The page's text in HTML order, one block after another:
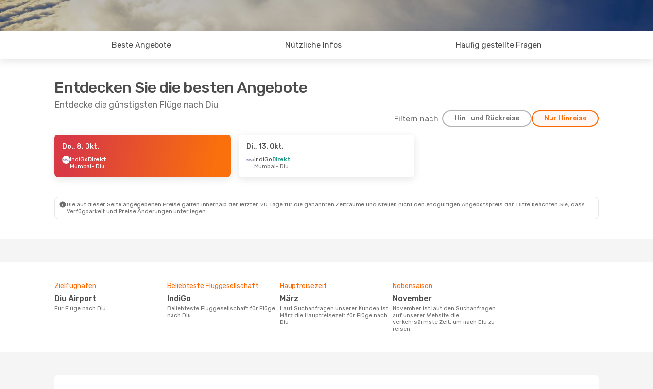
Beste Angebote Nützliche Infos Häufig gestellte Fragen
Entdecken Sie die besten Angebote
Entdecke die günstigsten Flüge nach Diu
Filtern nach Hin- und Rückreise Nur Hinreise
- So., 1. Nov.
Do., 8. Okt.
IndiGoDirekt
Mumbai- Diu
Di., 13. Okt.
IndiGoDirekt
Mumbai- Diu
Die auf dieser Seite angegebenen Preise galten innerhalb der letzten 20 Tage für die genannten Zeiträume und stellen nicht den endgültigen Angebotspreis dar. Bitte beachten Sie, dass
Verfügbarkeit und Preise Änderungen unterliegen.
Zielflughafen
Diu Airport
Für Flüge nach Diu
Beliebteste Fluggesellschaft
IndiGo
Beliebteste Fluggesellschaft für Flüge
nach Diu
Hauptreisezeit
März
Laut Suchanfragen unserer Kunden ist
März die Hauptreisezeit für Flüge nach
Diu
Nebensaison
November
November ist laut den Suchanfragen
auf unserer Website die
verkehrsärmste Zeit, um nach Diu zu
reisen.